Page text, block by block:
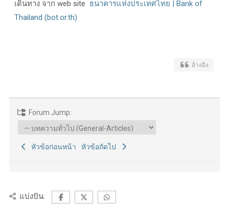
เดินทาง จาก web site ธนาคารแห่งประเทศไทย | Bank of
Thailand (bot.or.th)
อ้างอิง
Forum Jump:
หัวข้อก่อนหน้า หัวข้อถัดไป
แบ่งปัน: